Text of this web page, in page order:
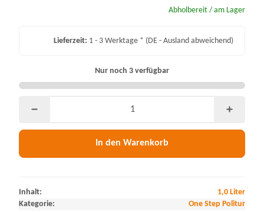
Abholbereit / am Lager
Lieferzeit: 1 - 3 Werktage * (DE - Ausland abweichend)
Nur noch 3 verfügbar
In den Warenkorb
Inhalt:
1,0 Liter
Kategorie:
One Step Politur